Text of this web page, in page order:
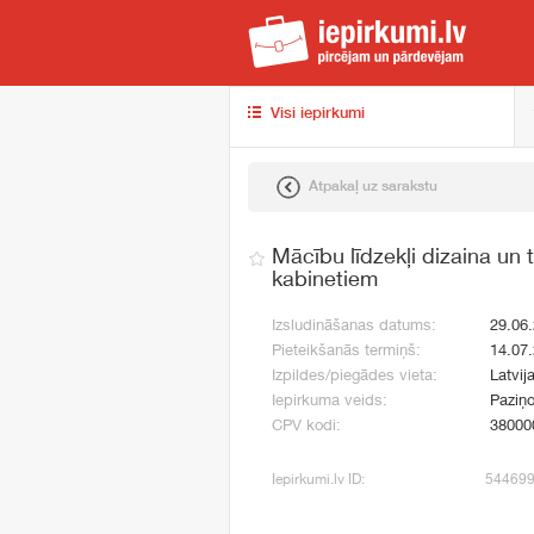
Visi iepirkumi
Atpakaļ uz sarakstu
Mācību līdzekļi dizaina un
kabinetiem
Izsludināšanas datums:
Pieteikšanās termiņš:
Izpildes/piegādes vieta:
Iepirkuma veids:
CPV kodi:
Iepirkumi.lv ID: